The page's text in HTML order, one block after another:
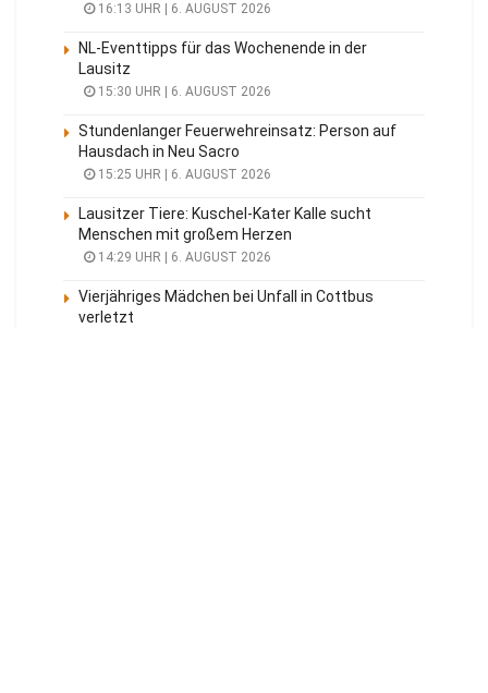
16:13 UHR | 6. AUGUST 2026
NL-Eventtipps für das Wochenende in der
Lausitz
15:30 UHR | 6. AUGUST 2026
Stundenlanger Feuerwehreinsatz: Person auf
Hausdach in Neu Sacro
15:25 UHR | 6. AUGUST 2026
Lausitzer Tiere: Kuschel-Kater Kalle sucht
Menschen mit großem Herzen
14:29 UHR | 6. AUGUST 2026
Vierjähriges Mädchen bei Unfall in Cottbus
verletzt